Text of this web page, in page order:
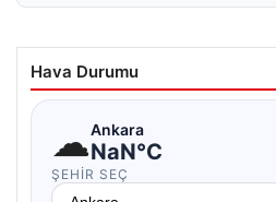
Hava Durumu
☁Ankara
NaN°C
ŞEHIR SEÇ